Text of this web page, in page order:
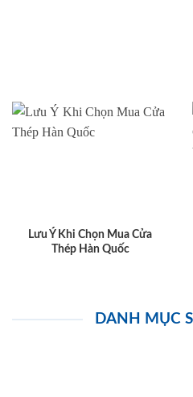
Lưu Ý Khi Chọn Mua Cửa
Thép Hàn Quốc
DANH MỤC